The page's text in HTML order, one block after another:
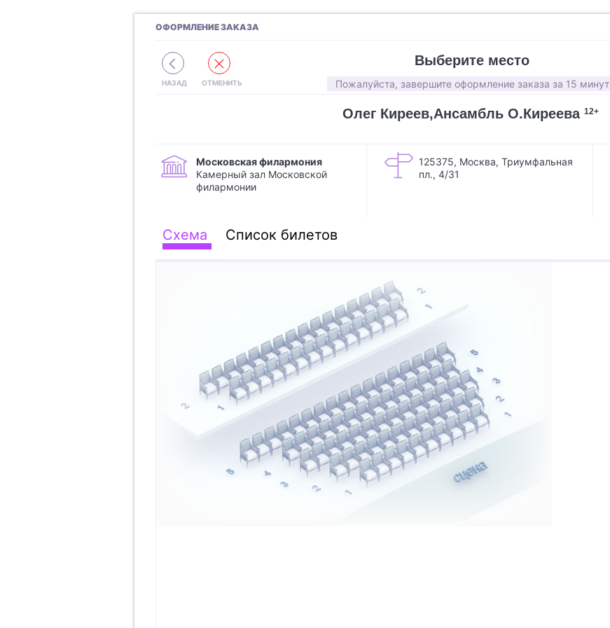
ОФОРМЛЕНИЕ ЗАКАЗА
Выберите место
Пожалуйста, завершите оформление заказа за 15 минут
Олег Киреев,Ансамбль О.Киреева 12+
Московская филармония
Камерный зал Московской
филармонии
125375, Москва, Триумфальная
пл., 4/31
Схема Список билетов